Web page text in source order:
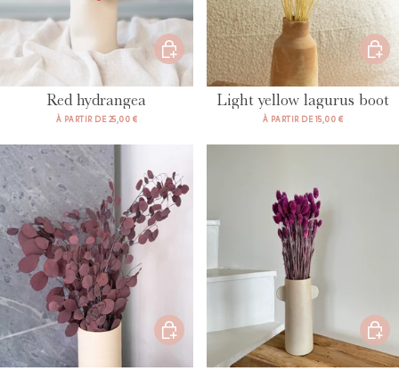
Red hydrangea
À PARTIR DE 25,00 €
Light yellow lagurus boot
À PARTIR DE 15,00 €